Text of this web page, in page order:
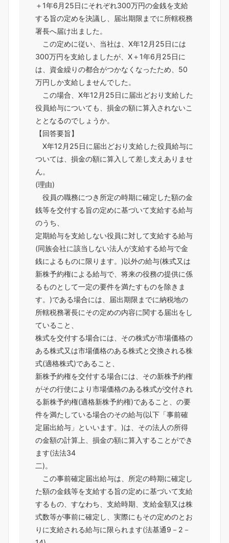
＋1年6月25日にそれぞれ300万円の金銭を支給
する旨の定めを決議し、届出期限までに所轄税務
署長へ届け出ました。
この定めに従い、当社は、X年12月25日には
300万円を支給しましたが、X＋1年6月25日に
は、資金繰りの都合がつかなくなったため、50
万円しか支給しませんでした。
この場合、X年12月25日に届出どおり支給した
役員給与についても、損金の額に算入されないこ
ととなるのでしょうか。
【回答要旨】
X年12月25日に届出どおり支給した役員給与に
ついては、損金の額に算入して差し支えありませ
ん。
(理由)
役員の職務につき所定の時期に確定した額の金
銭等を交付する旨の定めに基づいて支給する給与
のうち、
定期給与を支給しない役員に対して支給する給与
(同族会社に該当しない法人が支給する給与で金
銭によるものに限ります。)以外の給与(株式又は
新株予約権による給与で、将来の役務の提供に係
るものとして一定の要件を満たすものを除きま
す。)である場合には、届出期限までに納税地の
所轄税務署長にその定めの内容に関する届出をし
ていること、
株式を交付する場合には、その株式が市場価格の
ある株式又は市場価格のある株式と交換される株
式(適格株式)であること、
新株予約権を交付する場合には、その新株予約権
がその行使により市場価格のある株式が交付され
る新株予約権(適格新株予約権)であること、の要
件を満たしている場合のその給与(以下「事前確
定届出給与」といいます。)は、その法人の所得
の金額の計算上、損金の額に算入することができ
ます(法法34
二)。
この事前確定届出給与は、所定の時期に確定し
た額の金銭等を支給する旨の定めに基づいて支給
するもの、すなわち、支給時期、支給金額又は株
式数等が事前に確定し、実際にもその定めのとお
りに支給される給与に限られます(法基通9－2－